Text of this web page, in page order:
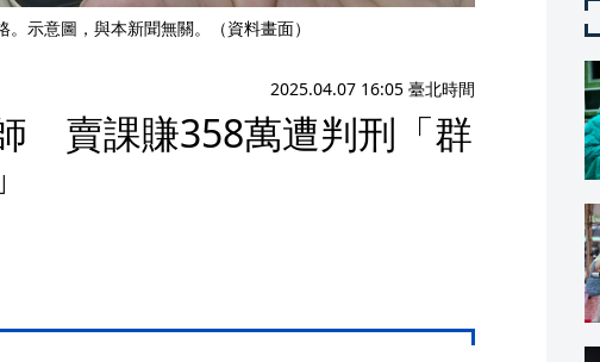
示意圖，與本新聞無關。（資料畫面）
2025.04.07 16:05 臺北時間
賣課賺358萬遭判刑「群